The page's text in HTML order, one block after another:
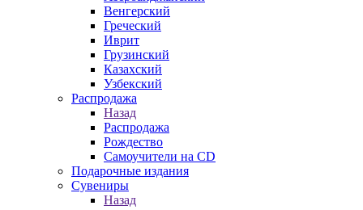
Венгерский
Греческий
Иврит
Грузинский
Казахский
Узбекский
Распродажа
Назад
Распродажа
Рождество
Самоучители на CD
Подарочные издания
Сувениры
Назад